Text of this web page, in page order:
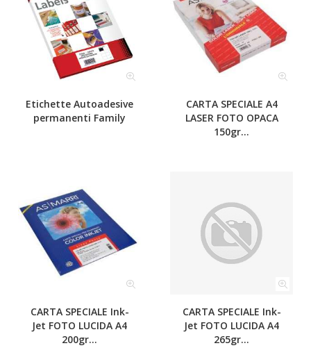
Etichette Autoadesive
permanenti Family
CARTA SPECIALE A4
LASER FOTO OPACA
150gr...
CARTA SPECIALE Ink-
Jet FOTO LUCIDA A4
200gr...
CARTA SPECIALE Ink-
Jet FOTO LUCIDA A4
265gr...